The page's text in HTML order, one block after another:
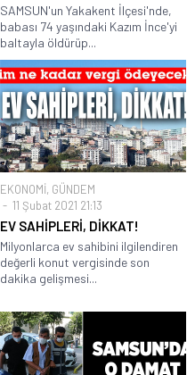
SAMSUN'un Yakakent İlçesi'nde,
babası 74 yaşındaki Kazım İnce'yi
baltayla öldürüp...
EKONOMİ, GÜNDEM
11 Şubat 2021 21:13
EV SAHİPLERİ, DİKKAT!
Milyonlarca ev sahibini ilgilendiren
değerli konut vergisinde son
dakika gelişmesi...